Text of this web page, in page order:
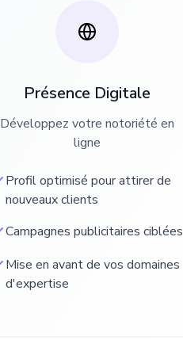
Présence Digitale
Développez votre notoriété en
ligne
Profil optimisé pour attirer de
nouveaux clients
Campagnes publicitaires ciblées
Mise en avant de vos domaines
d'expertise